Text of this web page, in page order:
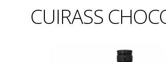
CUIRASS